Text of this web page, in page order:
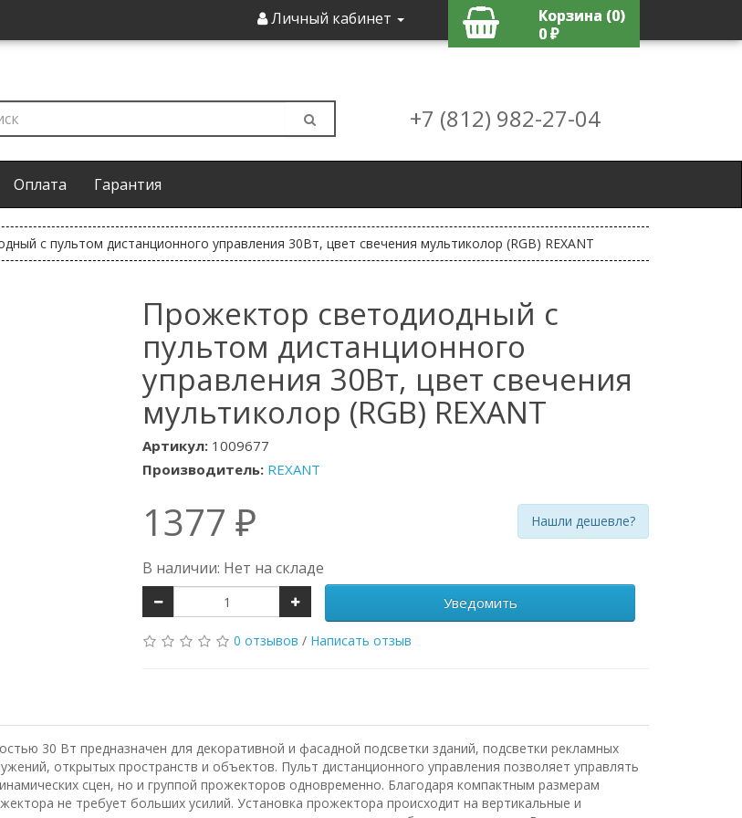
Личный кабинет
Корзина (0)
0 ₽
+7 (812) 982-27-04
Оплата Гарантия
с пультом дистанционного управления 30Вт, цвет свечения мультиколор (RGB) REXANT
Прожектор светодиодный с
пультом дистанционного
управления 30Вт, цвет свечения
мультиколор (RGB) REXANT
Артикул: 1009677
Производитель: REXANT
1377 ₽ Нашли дешевле?
В наличии: Нет на складе
Уведомить
0 отзывов / Написать отзыв
30 Вт предназначен для декоративной и фасадной подсветки зданий, подсветки рекламных
открытых пространств и объектов. Пульт дистанционного управления позволяет управлять
сцен, но и группой прожекторов одновременно. Благодаря компактным размерам
не требует больших усилий. Установка прожектора происходит на вертикальные и